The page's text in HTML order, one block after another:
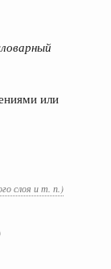
или
слоя и т. п.)